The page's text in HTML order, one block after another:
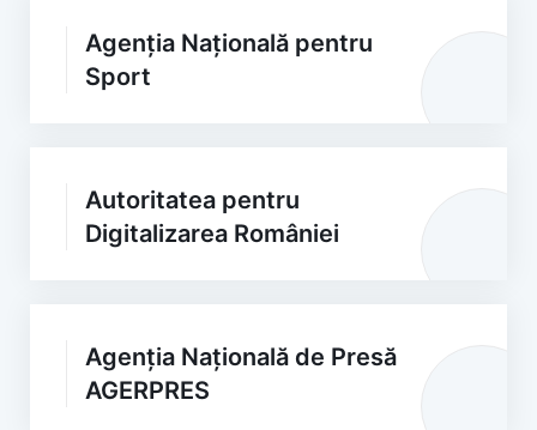
Agenția Națională pentru
Sport
Autoritatea pentru
Digitalizarea României
Agenția Națională de Presă
AGERPRES